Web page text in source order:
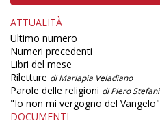
ATTUALITÀ
Ultimo numero
Numeri precedenti
Libri del mese
Riletture di Mariapia Veladiano
Parole delle religioni di Piero Stefani
"Io non mi vergogno del Vangelo"
DOCUMENTI